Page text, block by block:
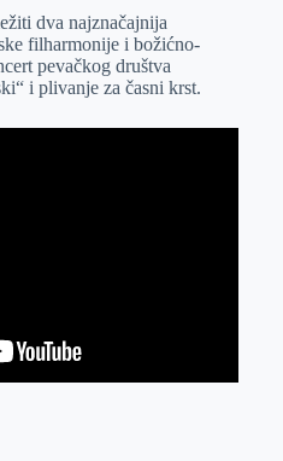
dva najznačajnija
filharmonije i božićno-
pevačkog društva
i plivanje za časni krst.